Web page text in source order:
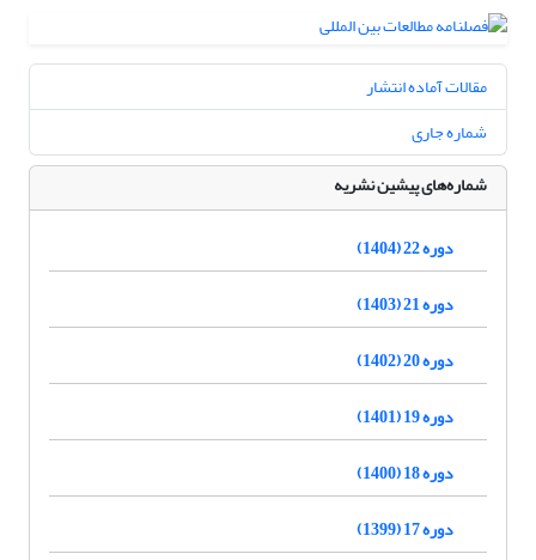
مقالات آماده انتشار
شماره جاری
شماره‌های پیشین نشریه
دوره 22 (1404)
دوره 21 (1403)
دوره 20 (1402)
دوره 19 (1401)
دوره 18 (1400)
دوره 17 (1399)